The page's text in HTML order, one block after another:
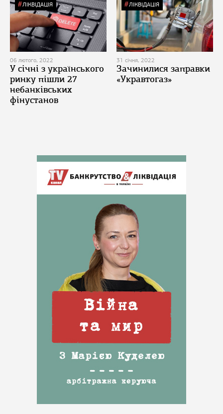
ЛІКВІДАЦІЯ
06 лютого, 2022
У січні з українського
ринку пішли 27
небанківських
фінустанов
ЛІКВІДАЦІЯ
31 січня, 2022
Зачинилися заправки
«Укравтогаз»